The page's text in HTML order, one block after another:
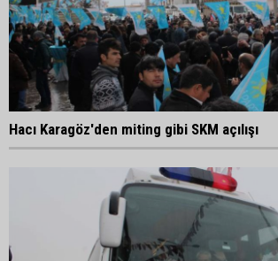
Hacı Karagöz'den miting gibi SKM açılışı